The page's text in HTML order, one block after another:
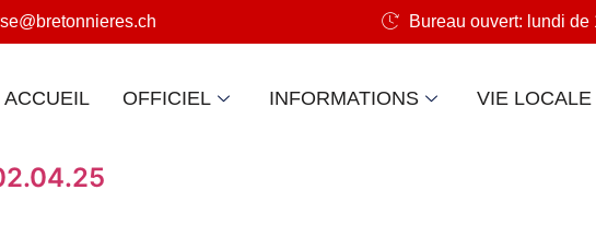
Bureau ouvert: lundi
ACCUEIL OFFICIEL INFORMATIONS VIE LOCALE